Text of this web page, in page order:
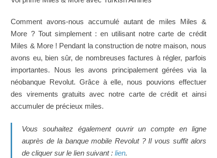
Comment avons-nous accumulé autant de miles Miles &
More ? Tout simplement : en utilisant notre carte de crédit
Miles & More ! Pendant la construction de notre maison, nous
avons eu, bien sûr, de nombreuses factures à régler, parfois
importantes. Nous les avons principalement gérées via la
néobanque Revolut. Grâce à elle, nous pouvions effectuer
des virements gratuits avec notre carte de crédit et ainsi
accumuler de précieux miles.
Vous souhaitez également ouvrir un compte en ligne
auprès de la banque mobile Revolut ? Il vous suffit alors
de cliquer sur le lien suivant :lien.